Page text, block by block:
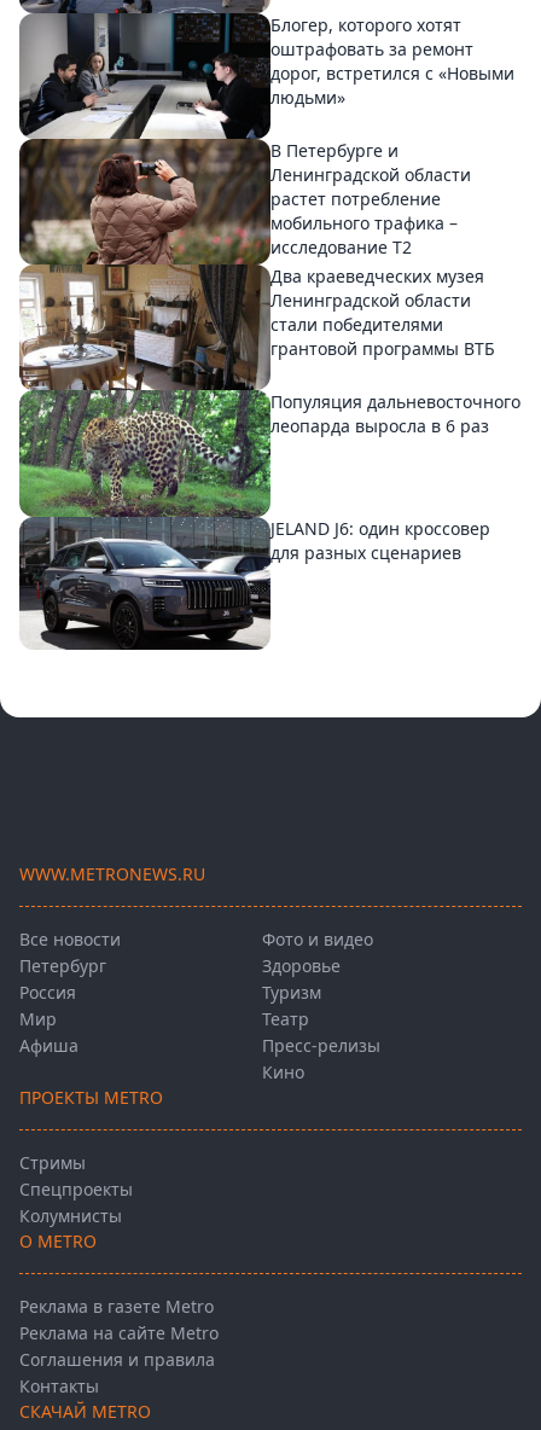
Блогер, которого хотят
оштрафовать за ремонт
дорог, встретился с «Новыми
людьми»
В Петербурге и
Ленинградской области
растет потребление
мобильного трафика –
исследование T2
Два краеведческих музея
Ленинградской области
стали победителями
грантовой программы ВТБ
Популяция дальневосточного
леопарда выросла в 6 раз
JELAND J6: один кроссовер
для разных сценариев
WWW.METRONEWS.RU
Все новости
Петербург
Россия
Мир
Афиша
Фото и видео
Здоровье
Туризм
Театр
Пресс-релизы
Кино
ПРОЕКТЫ METRO
Стримы
Спецпроекты
Колумнисты
О METRO
Реклама в газете Metro
Реклама на сайте Metro
Соглашения и правила
Контакты
СКАЧАЙ METRO